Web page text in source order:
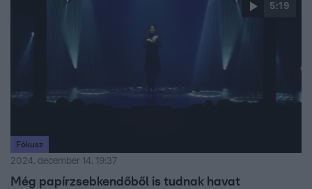
5:19
Fókusz
2024. december 14. 19:37
Még papírzsebkendőből is tudnak havat